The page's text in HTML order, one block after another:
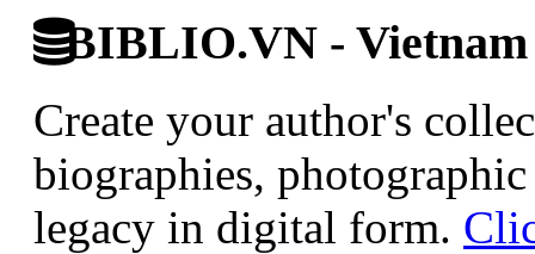
BIBLIO.VN -
Create your author's
biographies,
legacy in digital form.